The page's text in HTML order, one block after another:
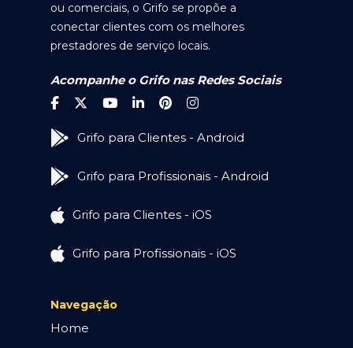
ou comerciais, o Grifo se propõe a
conectar clientes com os melhores
prestadores de serviço locais.
Acompanhe o Grifo nas Redes Sociais
Grifo para Clientes - Android
Grifo para Profissionais - Android
Grifo para Clientes - iOS
Grifo para Profissionais - iOS
Navegação
Home